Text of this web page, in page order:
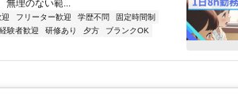
無理のない範...
フリーター歓迎 学歴不問
固定時間制
経験者歓迎 研修あり 夕方
ブランクOK